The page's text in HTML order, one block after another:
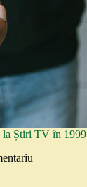
la Știri TV în 1999